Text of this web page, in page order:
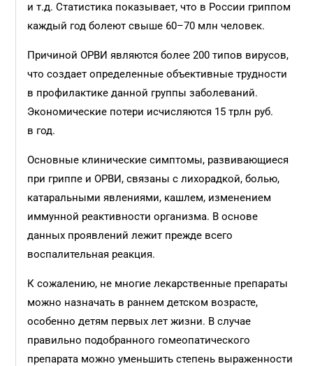
и т.д. Статистика показывает, что в России гриппом
каждый год болеют свыше 60–70 млн человек.
Причиной ОРВИ являются более 200 типов вирусов,
что создает определенные объективные трудности
в профилактике данной группы заболеваний.
Экономические потери исчисляются 15 трлн руб.
в год.
Основные клинические симптомы, развивающиеся
при гриппе и ОРВИ, связаны с лихорадкой, болью,
катаральными явлениями, кашлем, изменением
иммунной реактивности организма. В основе
данных проявлений лежит прежде всего
воспалительная реакция.
К сожалению, не многие лекарственные препараты
можно назначать в раннем детском возрасте,
особенно детям первых лет жизни. В случае
правильно подобранного гомеопатического
препарата можно уменьшить степень выраженности